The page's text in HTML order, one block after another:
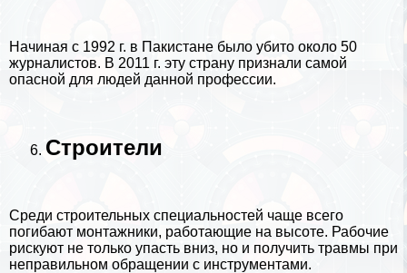
Начиная с 1992 г. в Пакистане было убито около 50
журналистов. В 2011 г. эту страну признали самой
опасной для людей данной профессии.
Строители
Среди строительных специальностей чаще всего
погибают монтажники, работающие на высоте. Рабочие
рискуют не только упасть вниз, но и получить травмы при
неправильном обращении с инструментами.